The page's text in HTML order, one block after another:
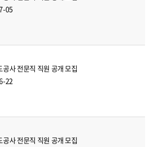
05
공사 전문직 직원 공개 모집
22
공사 전문직 직원 공개 모집